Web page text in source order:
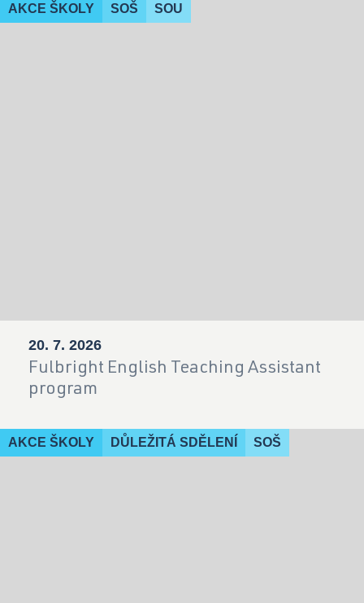
AKCE ŠKOLY SOŠ SOU
20. 7. 2026
Fulbright English Teaching Assistant
program
AKCE ŠKOLY DŮLEŽITÁ SDĚLENÍ SOŠ